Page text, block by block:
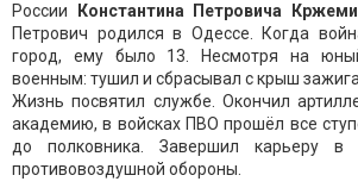
России
Константина Петровича
Петрович родился в Одессе. Когда
город, ему было 13. Несмотря на
военным: тушил и сбрасывал с крыш
Жизнь посвятил службе. Окончил
академию, в войсках ПВО прошёл все
до полковника. Завершил карьеру в
противовоздушной обороны.